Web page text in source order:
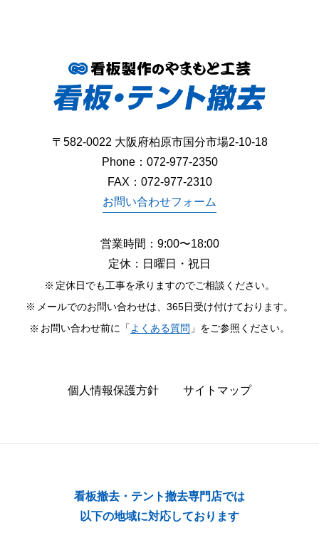
〒582-0022 大阪府柏原市国分市場2-10-18
Phone： 072-977-2350
FAX：072-977-2310
お問い合わせフォーム
営業時間：9:00〜18:00
定休：日曜日・祝日
定休日でも工事を承りますのでご相談ください。
メールでのお問い合わせは、365日受け付けております。
お問い合わせ前に「よくある質問 」をご参照ください。
個人情報保護方針 サイトマップ
看板撤去・テント撤去専門店では
以下の地域に対応しております